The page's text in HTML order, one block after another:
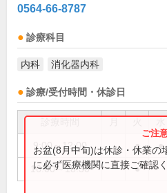
0564-66-8787
診療科目
内科 消化器内科
診療/受付時間・休診日
9:00～12:00 ● ●
16:00～18:30 ●
お盆(8月中旬)は休診・休業の
に必ず医療機関に直接ご確認く